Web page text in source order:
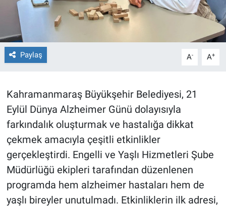
Paylaş A- A+
Kahramanmaraş Büyükşehir Belediyesi, 21
Eylül Dünya Alzheimer Günü dolayısıyla
farkındalık oluşturmak ve hastalığa dikkat
çekmek amacıyla çeşitli etkinlikler
gerçekleştirdi. Engelli ve Yaşlı Hizmetleri Şube
Müdürlüğü ekipleri tarafından düzenlenen
programda hem alzheimer hastaları hem de
yaşlı bireyler unutulmadı. Etkinliklerin ilk adresi,
Bilim, Teknoloji
ASAYİŞ
ÇEVRE
EĞİTİM
BİLİM VE TEKNOLOJİ
Güvenlik
Bölge